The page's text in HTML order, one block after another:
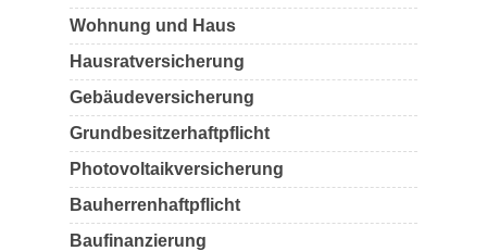
Wohnung und Haus
Hausratversicherung
Gebäudeversicherung
Grundbesitzerhaftpflicht
Photovoltaikversicherung
Bauherrenhaftpflicht
Baufinanzierung